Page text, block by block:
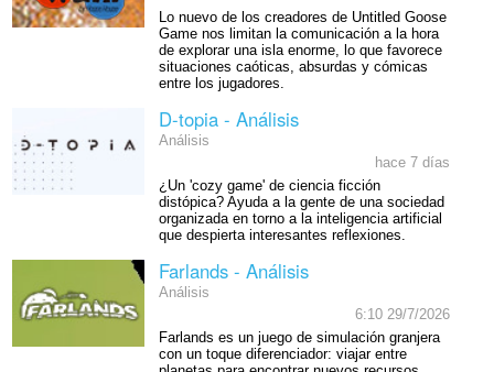
Lo nuevo de los creadores de Untitled Goose
Game nos limitan la comunicación a la hora
de explorar una isla enorme, lo que favorece
situaciones caóticas, absurdas y cómicas
entre los jugadores.
D-topia - Análisis
Análisis
hace 7 días
¿Un 'cozy game' de ciencia ficción
distópica? Ayuda a la gente de una sociedad
organizada en torno a la inteligencia artificial
que despierta interesantes reflexiones.
Farlands - Análisis
Análisis
6:10 29/7/2026
Farlands es un juego de simulación granjera
con un toque diferenciador: viajar entre